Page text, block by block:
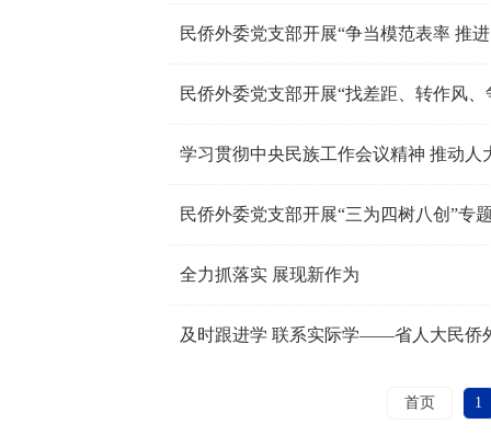
民侨外委党支部开展“争当模范表率 推
民侨外委党支部开展“找差距、转作风
学习贯彻中央民族工作会议精神 推动人
民侨外委党支部开展“三为四树八创”专
全力抓落实 展现新作为
首页 1